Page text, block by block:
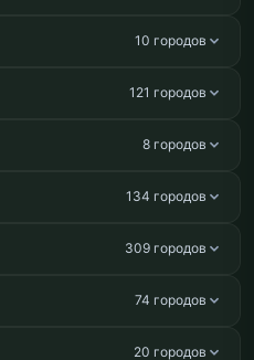
10 городов
121 городов
8 городов
134 городов
309 городов
74 городов
20 городов